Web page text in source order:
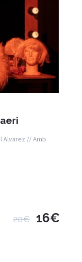
Alvarez // Amb
20€ 16€